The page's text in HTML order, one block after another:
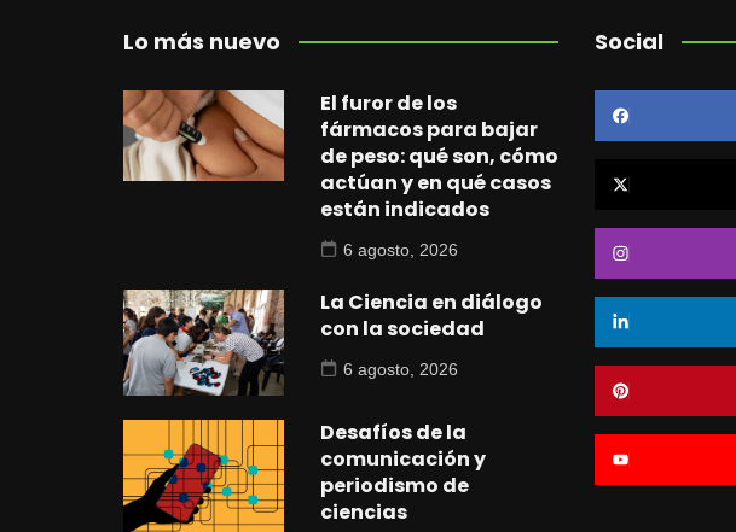
Lo más nuevo
El furor de los
fármacos para bajar
de peso: qué son, cómo
actúan y en qué casos
están indicados
6 agosto, 2026
La Ciencia en diálogo
con la sociedad
6 agosto, 2026
Desafíos de la
comunicación y
periodismo de
ciencias
Social